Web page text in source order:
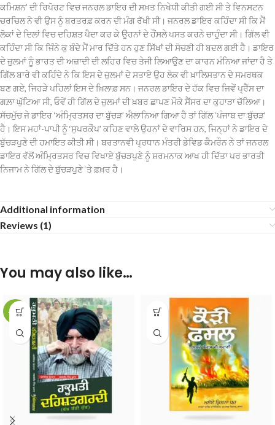
ਕਮਿਸ਼ਨ’ ਦੀ ਰਿਪੋਰਟ ਵਿਚ ਜਨਰਲ ਡਾਇਰ ਦੀ ਸਖ਼ਤ ਨਿਖੇਧੀ ਕੀਤੀ ਗਈ ਸੀ ਤੇ ਵਿਨਸਟਨ
ਚਰਚਿਲ ਨੇ ਵੀ ਉਸ ਨੂੰ ਬਰਤਰਫ਼ ਕਰਨ ਦੀ ਮੰਗ ਰੱਖੀ ਸੀ। ਜਨਰਲ ਡਾਇਰ ਕਹਿੰਦਾ ਸੀ ਕਿ ਮੈਂ
ਲੋਕਾਂ ਦੇ ਦਿਲਾਂ ਵਿਚ ਦਹਿਸ਼ਤ ਪੈਦਾ ਕਰ ਕੇ ਉਹਨਾਂ ਦੇ ਹੌਂਸਲੇ ਪਸਤ ਕਰਨੇ ਚਾਹੁੰਦਾ ਸੀ। ਗਿੱਲ ਵੀ
ਕਹਿੰਦਾ ਸੀ ਕਿ ਜਿੰਨੇ ਕੁ ਬੰਦੇ ਮੈਂ ਮਾਰ ਦਿੱਤੇ ਹਨ ਹੁਣ ਸਿੱਖਾਂ ਦੀ ਸੋਚਣੀ ਹੀ ਬਦਲ ਗਈ ਹੈ। ਡਾਇਰ
ਦੇ ਜ਼ੁਲਮਾਂ ਨੂੰ ਭਾਰਤ ਦੀ ਅਜ਼ਾਦੀ ਦੀ ਲਹਿਰ ਵਿਚ ਤੇਜੀ ਲਿਆਉਣ ਦਾ ਕਾਰਨ ਮੰਨਿਆ ਜਾਂਦਾ ਹੈ ਤੇ
ਗਿੱਲ ਬਾਰੇ ਵੀ ਕਹਿੰਦੇ ਨੇ ਕਿ ਇਸ ਦੇ ਜ਼ੁਲਮਾਂ ਦੇ ਸਤਾਏ ਉਹ ਲੋਕ ਵੀ ਖ਼ਾਲਿਸਤਾਨ ਦੇ ਸਮਰਥਕ
ਬਣ ਗਏ, ਜਿਹੜੇ ਪਹਿਲਾਂ ਇਸ ਦੇ ਖ਼ਿਲਾਫ਼ ਸਨ। ਜਨਰਲ ਡਾਇਰ ਦੇ ਹੱਕ ਵਿਚ ਜਿਵੇਂ ਪ੍ਰੈੱਸ ਦਾ
ਗਲ਼ਾ ਘੁੱਟਿਆ ਸੀ, ਓਵੇਂ ਹੀ ਗਿੱਲ ਦੇ ਜ਼ੁਲਮਾਂ ਦੀ ਖ਼ਬਰ ਛਾਪਣ ਮੌਕੇ ਸੈਂਸਰ ਦਾ ਕੁਹਾੜਾ ਚੱਲਿਆ।
ਸੱਚਮੁੱਚ ਜੇ ਡਾਇਰ ‘ਅੰਮ੍ਰਿਤਸਰ ਦਾ ਬੁੱਚੜ’ ਐਲਾਨਿਆ ਗਿਆ ਹੈ ਤਾਂ ਗਿੱਲ ‘ਪੰਜਾਬ ਦਾ ਬੁੱਚੜ’
ਹੈ। ਇਸ ਮਹਾਂ-ਪਾਪੀ ਨੂੰ ‘ਸੁਪਰਕੌਪ’ ਕਹਿਣ ਵਾਲੇ ਉਹਨਾਂ ਦੇ ਵਾਰਿਸ ਹਨ, ਜਿਨ੍ਹਾਂ ਨੇ ਡਾਇਰ ਦੇ
ਬੁੱਚੜਪੁਣੇ ਦੀ ਹਮਾਇਤ ਕੀਤੀ ਸੀ। ਬਰਤਾਨਵੀ ਪ੍ਰਧਾਨ ਮੰਤਰੀ ਡੇਵਿਡ ਕੈਮਰੌਨ ਨੇ ਤਾਂ ਜਨਰਲ
ਡਾਇਰ ਵੱਲੋਂ ਅੰਮ੍ਰਿਤਸਰ ਵਿਚ ਵਿਖਾਏ ਬੁੱਚੜਪੁਣੇ ਨੂੰ ਸ਼ਰਮਨਾਕ ਆਖ ਹੀ ਦਿੱਤਾ ਪਰ ਭਾਰਤੀ
ਨਿਜਾਮ ਨੇ ਗਿੱਲ ਦੇ ਬੁੱਚੜਪੁਣੇ ‘ਤੇ ਫ਼ਖ਼ਰ ਹੈ।
Additional information
Reviews (1)
You may also like…
-10%